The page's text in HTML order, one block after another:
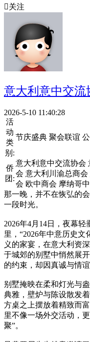
关注
意大利意中交流
2026-5-10 11:40:28
活
动
类
别:
节庆盛典 聚会联谊
侨
团:
意大利意中交流协会
会 意大利川渝总商
会 欧中商会 摩纳哥
那一晚，并不在恢弘的
一段时光。
2026年4月14日，夜幕
里，“2026年中意历史
义的家宴，在意大利资
于城郊的别墅中悄然展
的约束，却因真诚与情谊
别墅掩映在柔和灯光与
典雅，壁炉与陈设散发
方桌之上摆放着精致而
里不像一场外交活动，
聚”。